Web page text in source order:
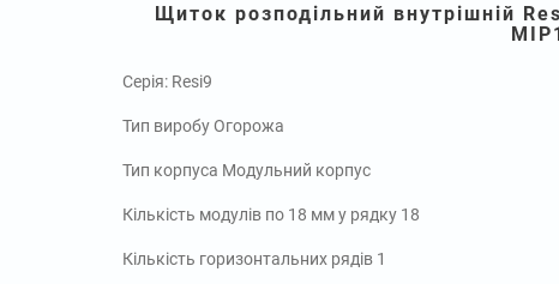
Щиток розподільний внутрішній
Серія: Resi9
Тип виробу Огорожа
Тип корпуса Модульний корпус
Кількість модулів по 18 мм у рядку 18
Кількість горизонтальних рядів 1